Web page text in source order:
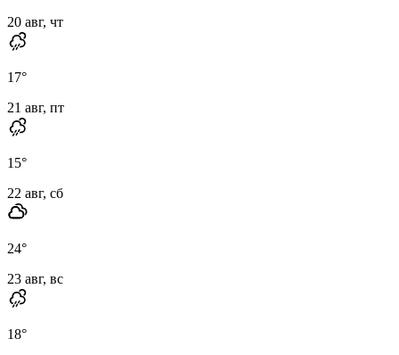
20 авг, чт
17°
21 авг, пт
15°
22 авг, сб
24°
23 авг, вс
18°